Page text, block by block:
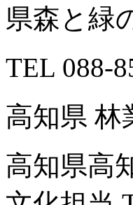
県森と緑
TEL 088-
高知県 林
高知県高